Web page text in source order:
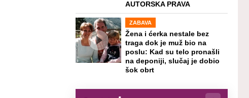
AUTORSKA PRAVA
ZABAVA
Žena i ćerka nestale bez
traga dok je muž bio na
poslu: Kad su telo pronašli
na deponiji, slučaj je dobio
šok obrt